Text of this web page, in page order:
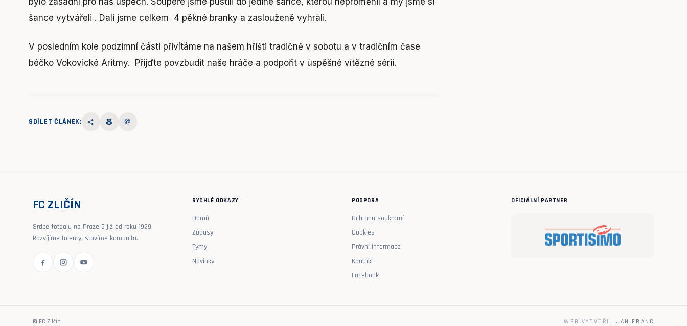
šance vytvářeli . Dali jsme celkem 4 pěkné branky a zaslouženě vyhráli.
V posledním kole podzimní části přivítáme na našem hřišti tradičně v sobotu a v tradičním čase
béčko Vokovické Aritmy. Přijďte povzbudit naše hráče a podpořit v úspěšné vítězné sérii.
SDÍLET ČLÁNEK: share social_leaderboard alternate_email
FC ZLIČÍN
Srdce fotbalu na Praze 5 již od roku 1929.
Rozvíjíme talenty, stavíme komunitu.
RYCHLÉ ODKAZY
Domů
Zápasy
Týmy
Novinky
PODPORA
Ochrana soukromí
Cookies
Právní informace
Kontakt
Facebook
OFICIÁLNÍ PARTNER
© FC Zličín WEB VYTVOŘIL JAN FRANC